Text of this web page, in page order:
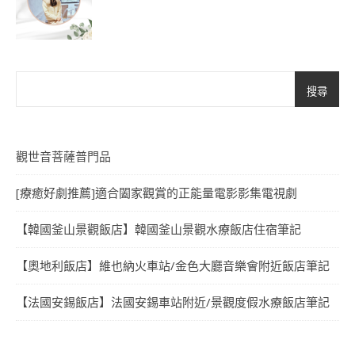
搜尋
觀世音菩薩普門品
[療癒好劇推薦]適合闔家觀賞的正能量電影影集電視劇
【韓國釜山景觀飯店】韓國釜山景觀水療飯店住宿筆記
【奧地利飯店】維也納火車站/金色大廳音樂會附近飯店筆記
【法國安錫飯店】法國安錫車站附近/景觀度假水療飯店筆記